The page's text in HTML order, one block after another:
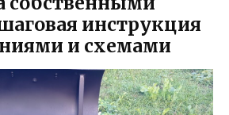
инструкция
и схемами